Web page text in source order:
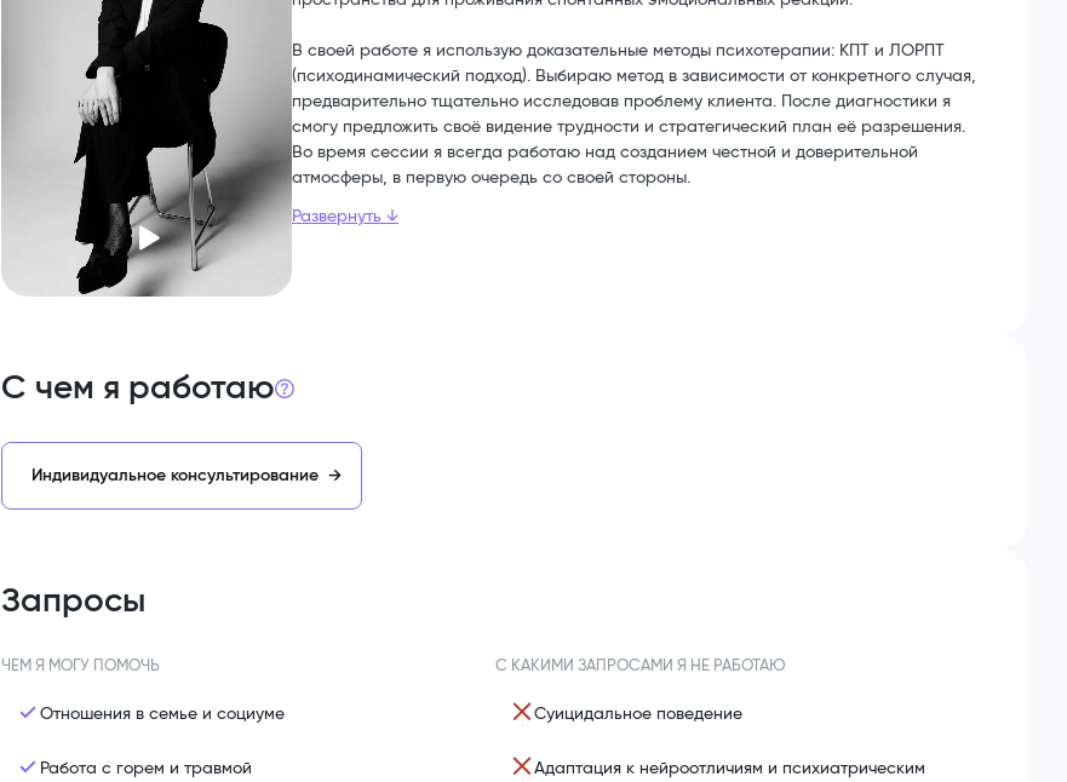
В своей работе я использую доказательные методы психотерапии: КПТ и ЛОРПТ
(психодинамический подход). Выбираю метод в зависимости от конкретного случая,
предварительно тщательно исследовав проблему клиента. После диагностики я
смогу предложить своё видение трудности и стратегический план её разрешения.
Во время сессии я всегда работаю над созданием честной и доверительной
атмосферы, в первую очередь со своей стороны.
Развернуть ↓
С чем я работаю
Индивидуальное консультирование →
Запросы
ЧЕМ Я МОГУ ПОМОЧЬ
Отношения в семье и социуме
Работа с горем и травмой
С КАКИМИ ЗАПРОСАМИ Я НЕ РАБОТАЮ
Суицидальное поведение
Адаптация к нейроотличиям и психиатрическим